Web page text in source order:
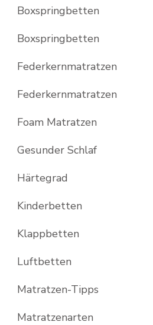
Boxspringbetten
Boxspringbetten
Federkernmatratzen
Federkernmatratzen
Foam Matratzen
Gesunder Schlaf
Härtegrad
Kinderbetten
Klappbetten
Luftbetten
Matratzen-Tipps
Matratzenarten